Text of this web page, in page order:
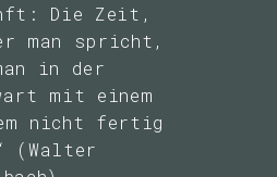
Die Zeit,
man spricht,
in der
mit einem
nicht fertig
(Walter